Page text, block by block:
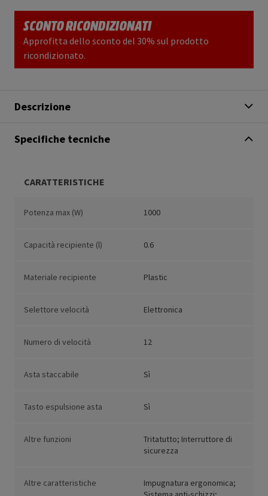
SCONTO RICONDIZIONATI
Approfitta dello sconto del 30% sul prodotto
ricondizionato.
Descrizione
Specifiche tecniche
CARATTERISTICHE
Potenza max (W) 1000
Capacità recipiente (l) 0.6
Materiale recipiente Plastic
Selettore velocità Elettronica
Numero di velocità 12
Asta staccabile Sì
Tasto espulsione asta Sì
Altre funzioni
Tritatutto; Interruttore di
sicurezza
Altre caratteristiche
Impugnatura ergonomica;